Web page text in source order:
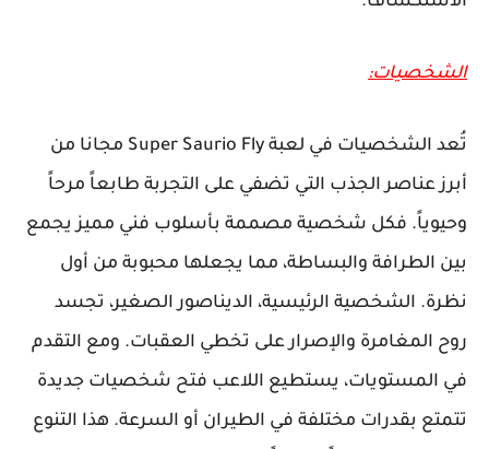
الشخصيات:
تُعد الشخصيات في لعبة Super Saurio Fly مجانا من
أبرز عناصر الجذب التي تضفي على التجربة طابعاً مرحاً
وحيوياً. فكل شخصية مصممة بأسلوب فني مميز يجمع
بين الطرافة والبساطة، مما يجعلها محبوبة من أول
نظرة. الشخصية الرئيسية، الديناصور الصغير، تجسد
روح المغامرة والإصرار على تخطي العقبات. ومع التقدم
في المستويات، يستطيع اللاعب فتح شخصيات جديدة
تتمتع بقدرات مختلفة في الطيران أو السرعة. هذا التنوع